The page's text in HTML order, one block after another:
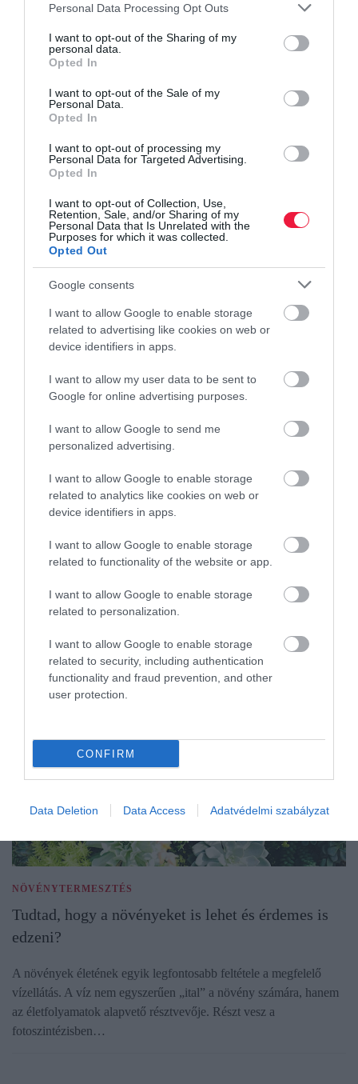
Please note that this website/app uses one or more Google
not limited to your visit or usage behaviour. You may click to
grant or deny consent to Google and its third-party tags to
use your data for below specified purposes in below Google
consent section.
Personal Data Processing Opt Outs
I want to opt-out of the Sharing of my
personal data.
Opted In
I want to opt-out of the Sale of my
Personal Data.
Opted In
I want to opt-out of processing my
Personal Data for Targeted Advertising.
Opted In
I want to opt-out of Collection, Use,
Retention, Sale, and/or Sharing of my
Personal Data that Is Unrelated with the
Purposes for which it was collected.
Opted Out
Google consents
I want to allow Google to enable storage
related to advertising like cookies on web or
device identifiers in apps.
I want to allow my user data to be sent to
Google for online advertising purposes.
I want to allow Google to send me
personalized advertising.
I want to allow Google to enable storage
related to analytics like cookies on web or
device identifiers in apps.
I want to allow Google to enable storage
related to functionality of the website or app.
I want to allow Google to enable storage
related to personalization.
I want to allow Google to enable storage
related to security, including authentication
functionality and fraud prevention, and other
user protection.
CONFIRM
Data Deletion Data Access Adatvédelmi szabályzat
Megfelelő elkészítéssel és mértékkel fogyasztva azonban a
Ez is érdekelhet!
Ennyi C-vitaminra van
Olvasd el ezt is!
Otthon is nevelhetsz zöld vitaminbombákat
Ne hagyd ki ezt az itthon is ismert, megfizethető
Az alma rokona, de annál egészségesebb
növény egészség betegség gyógynövény
NÖVÉNYTERMESZTÉS
Tudtad, hogy a növényeket is lehet és érdemes is
edzeni?
A növények életének egyik legfontosabb feltétele a megfelelő
vízellátás. A víz nem egyszerűen „ital” a növény számára, hanem
az életfolyamatok alapvető résztvevője. Részt vesz a
fotoszintézisben…